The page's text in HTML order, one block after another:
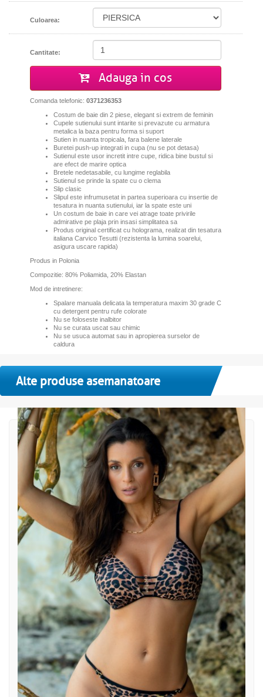
Culoarea:
Cantitate:
Adauga in cos
Comanda telefonic: 0371236353
Costum de baie din 2 piese, elegant si extrem de feminin
Cupele sutienului sunt intarite si prevazute cu armatura
metalica la baza pentru forma si suport
Sutien in nuanta tropicala, fara balene laterale
Buretei push-up integrati in cupa (nu se pot detasa)
Sutienul este usor incretit intre cupe, ridica bine bustul si
are efect de marire optica
Bretele nedetasabile, cu lungime reglabila
Sutienul se prinde la spate cu o clema
Slip clasic
Slipul este infrumusetat in partea superioara cu insertie de
tesatura in nuanta sutienului, iar la spate este uni
Un costum de baie in care vei atrage toate privirile
admirative pe plaja prin insasi simplitatea sa
Produs original certificat cu holograma, realizat din tesatura
italiana Carvico Tesutti (rezistenta la lumina soarelui,
asigura uscare rapida)
Produs in Polonia
Compozitie: 80% Poliamida, 20% Elastan
Mod de intretinere:
Spalare manuala delicata la temperatura maxim 30 grade C
cu detergent pentru rufe colorate
Nu se foloseste inalbitor
Nu se curata uscat sau chimic
Nu se usuca automat sau in apropierea surselor de
caldura
Alte produse asemanatoare